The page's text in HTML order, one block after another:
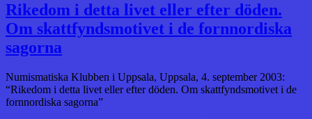
Rikedom i detta livet eller efter döden.
Om skattfyndsmotivet i de fornnordiska
sagorna
Numismatiska Klubben i Uppsala, Uppsala, 4. september 2003:
“Rikedom i detta livet eller efter döden. Om skattfyndsmotivet i de
fornnordiska sagorna”